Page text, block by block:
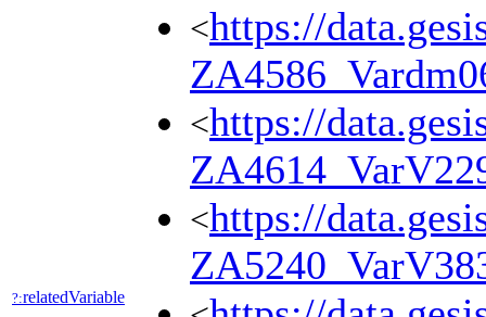
?:relatedVariable
<https://
<https://
<https://